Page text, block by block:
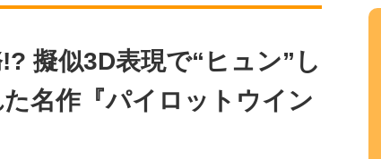
擬似3D表現で“ヒュン”し
名作『パイロットウイン